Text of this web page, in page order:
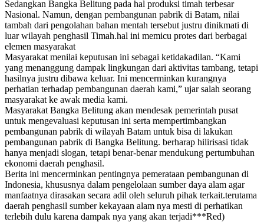
Sedangkan Bangka Belitung pada hal produksi timah terbesar
Nasional. Namun, dengan pembangunan pabrik di Batam, nilai
tambah dari pengolahan bahan mentah tersebut justru dinikmati di
luar wilayah penghasil Timah.hal ini memicu protes dari berbagai
elemen masyarakat
Masyarakat menilai keputusan ini sebagai ketidakadilan. “Kami
yang menanggung dampak lingkungan dari aktivitas tambang, tetapi
hasilnya justru dibawa keluar. Ini mencerminkan kurangnya
perhatian terhadap pembangunan daerah kami,” ujar salah seorang
masyarakat ke awak media kami.
Masyarakat Bangka Belitung akan mendesak pemerintah pusat
untuk mengevaluasi keputusan ini serta mempertimbangkan
pembangunan pabrik di wilayah Batam untuk bisa di lakukan
pembangunan pabrik di Bangka Belitung. berharap hilirisasi tidak
hanya menjadi slogan, tetapi benar-benar mendukung pertumbuhan
ekonomi daerah penghasil.
Berita ini mencerminkan pentingnya pemerataan pembangunan di
Indonesia, khususnya dalam pengelolaan sumber daya alam agar
manfaatnya dirasakan secara adil oleh seluruh pihak terkait.terutama
daerah penghasil sumber kekayaan alam nya mesti di perhatikan
terlebih dulu karena dampak nya yang akan terjadi***Red)